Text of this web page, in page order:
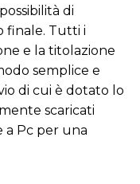
di
finale. Tutti i
e la titolazione
semplice e
di cui è dotato lo
scaricati
Pc per una